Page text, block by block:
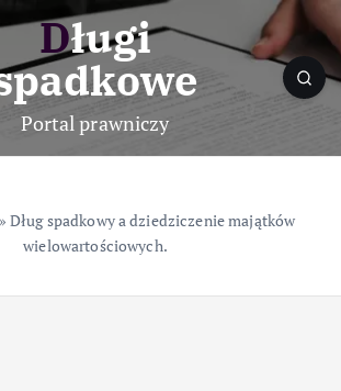
Długi
Portal prawniczy
» Dług spadkowy a dziedziczenie majątków
wielowartościowych.